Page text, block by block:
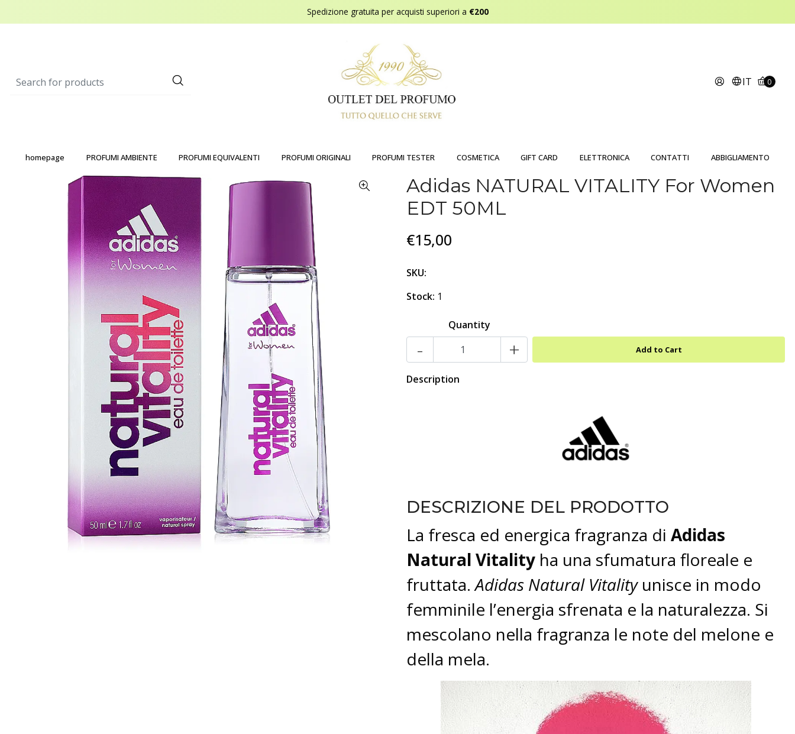
Spedizione gratuita per acquisti superiori a €200
IT 0
homepage PROFUMI AMBIENTE PROFUMI EQUIVALENTI PROFUMI ORIGINALI PROFUMI TESTER COSMETICA GIFT CARD ELETTRONICA CONTATTI ABBIGLIAMENTO
Adidas NATURAL VITALITY For Women
EDT 50ML
€15,00
SKU:
Stock: 1
Quantity
- +
Description
DESCRIZIONE DEL PRODOTTO
La fresca ed energica fragranza di Adidas
Natural Vitality ha una sfumatura floreale e
fruttata.Adidas Natural Vitalityunisce in modo
femminile l’energia sfrenata e la naturalezza. Si
mescolano nella fragranza le note del melone e
della mela.